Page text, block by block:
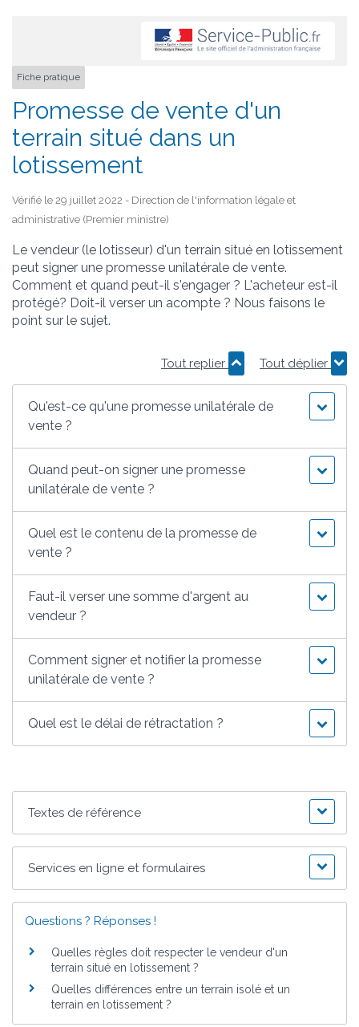
Fiche pratique
Promesse de vente d'un
terrain situé dans un
lotissement
Vérifié le 29 juillet 2022 - Direction de l'information légale et
administrative (Premier ministre)
Le vendeur (le lotisseur) d'un terrain situé en lotissement
peut signer une promesse unilatérale de vente.
Comment et quand peut-il s'engager ? L'acheteur est-il
protégé? Doit-il verser un acompte ? Nous faisons le
point sur le sujet.
Tout replier Tout déplier
Qu'est-ce qu'une promesse unilatérale de
vente ?
Quand peut-on signer une promesse
unilatérale de vente ?
Quel est le contenu de la promesse de
vente ?
Faut-il verser une somme d'argent au
vendeur ?
Comment signer et notifier la promesse
unilatérale de vente ?
Quel est le délai de rétractation ?
Textes de référence
Services en ligne et formulaires
Questions ? Réponses !
Quelles règles doit respecter le vendeur d'un
terrain situé en lotissement ?
Quelles différences entre un terrain isolé et un
terrain en lotissement ?